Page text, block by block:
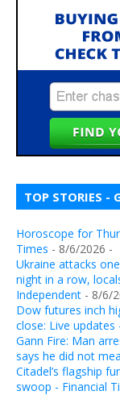
TOP STORIES -
Horoscope for
Times - 8/6/2026 -
Ukraine attacks
night in a row,
Independent - 8/6/
Dow futures inch
close: Live updates
Gann Fire: Man
says he did not
Citadel’s flagship
swoop - Financial